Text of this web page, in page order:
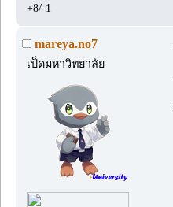
+8/-1
mareya.no7
เป็ดมหาวิทยาลัย